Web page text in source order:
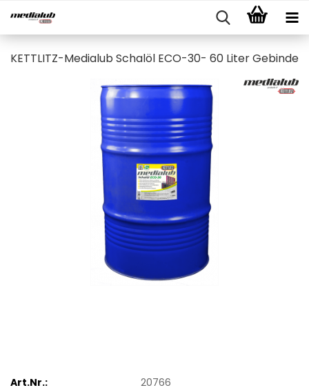
KETTLITZ-Medialub Schalöl ECO-30- 60 Liter Gebinde
Art.Nr.:
20766